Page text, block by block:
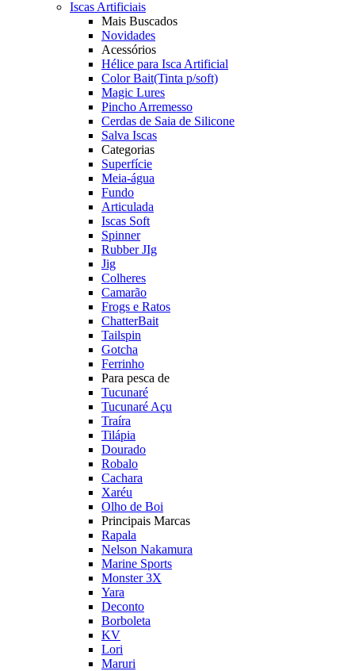
Iscas Artificiais
Mais Buscados
Novidades
Acessórios
Hélice para Isca Artificial
Color Bait(Tinta p/soft)
Magic Lures
Pincho Arremesso
Cerdas de Saia de Silicone
Salva Iscas
Categorias
Superfície
Meia-água
Fundo
Articulada
Iscas Soft
Spinner
Rubber JIg
Jig
Colheres
Camarão
Frogs e Ratos
ChatterBait
Tailspin
Gotcha
Ferrinho
Para pesca de
Tucunaré
Tucunaré Açu
Traíra
Tilápia
Dourado
Robalo
Cachara
Xaréu
Olho de Boi
Principais Marcas
Rapala
Nelson Nakamura
Marine Sports
Monster 3X
Yara
Deconto
Borboleta
KV
Lori
Maruri